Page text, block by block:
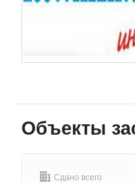
Объекты
Сдано всего